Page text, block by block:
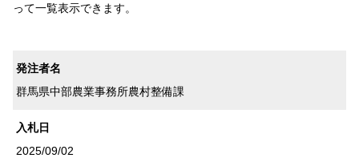
って一覧表示できます。
発注者名
群馬県中部農業事務所農村整備課
入札日
2025/09/02